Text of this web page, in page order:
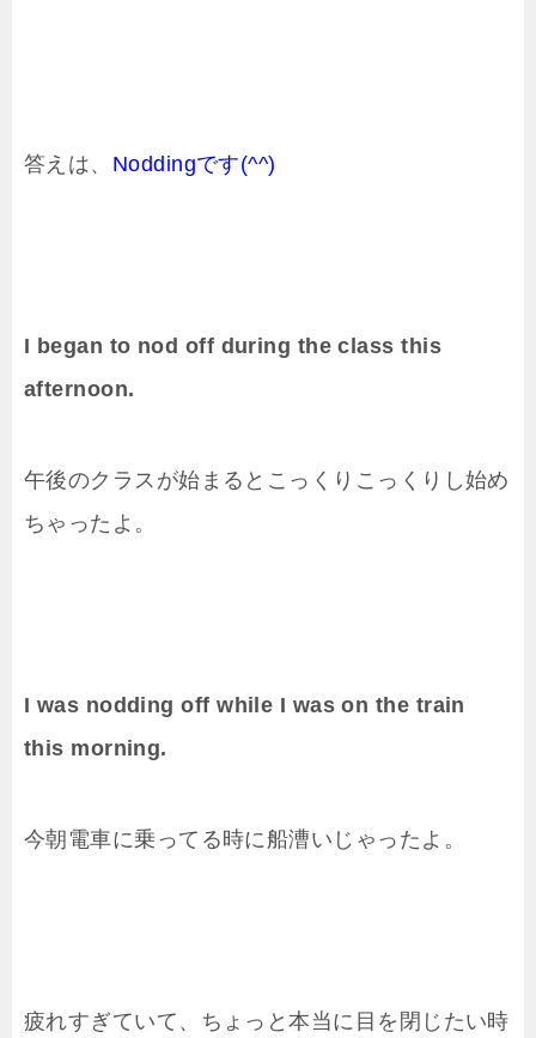
答えは、 Noddingです(^^)
I began to nod off during the class this
afternoon.
午後のクラスが始まるとこっくりこっくりし始め
ちゃったよ。
I was nodding off while I was on the train
this morning.
今朝電車に乗ってる時に船漕いじゃったよ。
疲れすぎていて、ちょっと本当に目を閉じたい時